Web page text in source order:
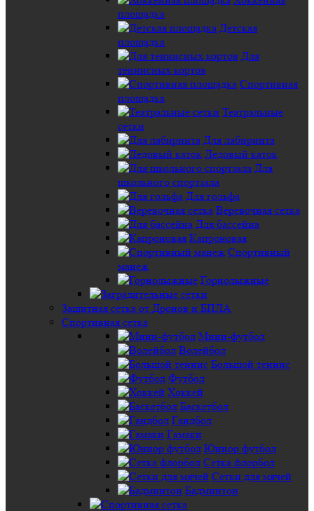
площадка
Детская
площадка
Для
теннисных кортов
Спортивная
площадка
Театральные
сетки
Для лабиринта
Ледовый каток
Для
школьного спортзала
Для гольфа
Веревочная сетка
Для бассейна
Капроновая
Спортивный
манеж
Горнолыжные
Защитная сетка от Дронов и БПЛА
Спортивная сетка
Мини-футбол
Волейбол
Большой теннис
Футбол
Хоккей
Баскетбол
Гандбол
Гамаки
Юниор футбол
Сетка флорбол
Сетки для мячей
Бадминтон